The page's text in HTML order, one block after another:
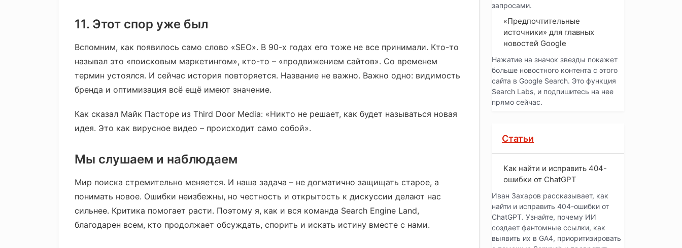
11. Этот спор уже был
Вспомним, как появилось само слово «SEO». В 90-х годах его тоже не все принимали. Кто-то
называл это «поисковым маркетингом», кто-то – «продвижением сайтов». Со временем
термин устоялся. И сейчас история повторяется. Название не важно. Важно одно: видимость
бренда и оптимизация всё ещё имеют значение.
Как сказал Майк Пасторе из Third Door Media: «Никто не решает, как будет называться новая
идея. Это как вирусное видео – происходит само собой».
Мы слушаем и наблюдаем
Мир поиска стремительно меняется. И наша задача – не догматично защищать старое, а
понимать новое. Ошибки неизбежны, но честность и открытость к дискуссии делают нас
сильнее. Критика помогает расти. Поэтому я, как и вся команда Search Engine Land,
благодарен всем, кто продолжает обсуждать, спорить и искать истину вместе с нами.
запросами.
«Предпочтительные
источники» для главных
новостей Google
Нажатие на значок звезды покажет
больше новостного контента с этого
сайта в Google Search. Это функция
Search Labs, и подпишитесь на нее
прямо сейчас.
Статьи
Как найти и исправить 404-
ошибки от ChatGPT
Иван Захаров рассказывает, как
найти и исправить 404-ошибки от
ChatGPT. Узнайте, почему ИИ
создает фантомные ссылки, как
выявить их в GA4, приоритизировать